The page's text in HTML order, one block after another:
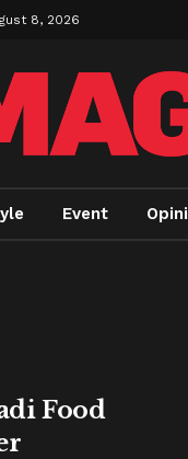
8, 2026
Event Opini
Food